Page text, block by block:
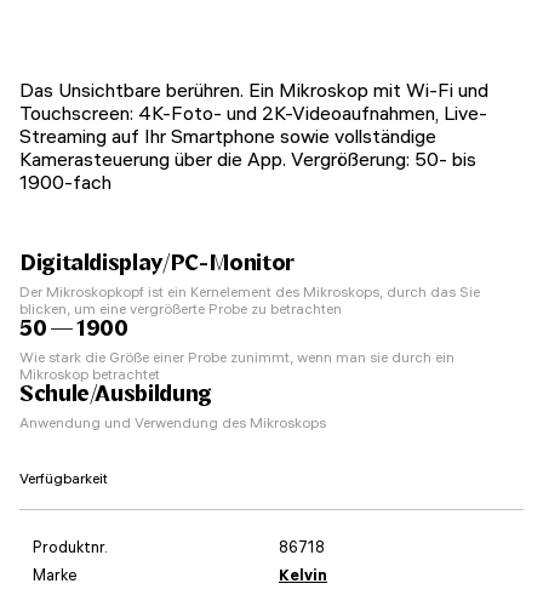
Das Unsichtbare berühren. Ein Mikroskop mit Wi-Fi und
Touchscreen: 4K-Foto- und 2K-Videoaufnahmen, Live-
Streaming auf Ihr Smartphone sowie vollständige
Kamerasteuerung über die App. Vergrößerung: 50- bis
1900-fach
Digitaldisplay/PC-Monitor
Der Mikroskopkopf ist ein Kernelement des Mikroskops, durch das Sie
blicken, um eine vergrößerte Probe zu betrachten
50 — 1900
Wie stark die Größe einer Probe zunimmt, wenn man sie durch ein
Mikroskop betrachtet
Schule/Ausbildung
Anwendung und Verwendung des Mikroskops
Verfügbarkeit
Produktnr.
86718
Marke
Kelvin